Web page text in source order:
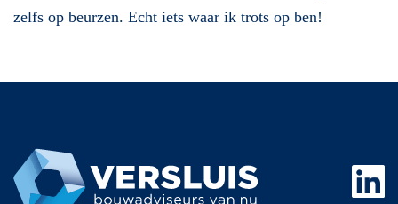
zelfs op beurzen. Echt iets waar ik trots op ben!